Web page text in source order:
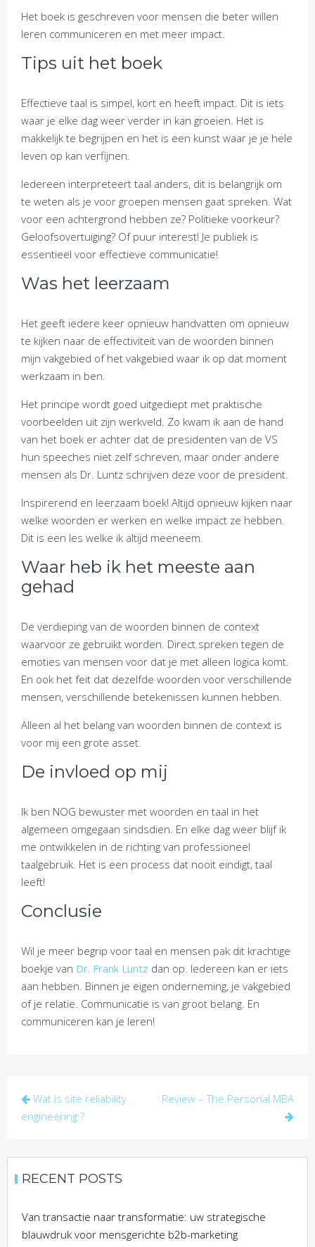
Het boek is geschreven voor mensen die beter willen
leren communiceren en met meer impact.
Tips uit het boek
Effectieve taal is simpel, kort en heeft impact. Dit is iets
waar je elke dag weer verder in kan groeien. Het is
makkelijk te begrijpen en het is een kunst waar je je hele
leven op kan verfijnen.
Iedereen interpreteert taal anders, dit is belangrijk om
te weten als je voor groepen mensen gaat spreken. Wat
voor een achtergrond hebben ze? Politieke voorkeur?
Geloofsovertuiging? Of puur interest! Je publiek is
essentieel voor effectieve communicatie!
Was het leerzaam
Het geeft iedere keer opnieuw handvatten om opnieuw
te kijken naar de effectiviteit van de woorden binnen
mijn vakgebied of het vakgebied waar ik op dat moment
werkzaam in ben.
Het principe wordt goed uitgediept met praktische
voorbeelden uit zijn werkveld. Zo kwam ik aan de hand
van het boek er achter dat de presidenten van de VS
hun speeches niet zelf schreven, maar onder andere
mensen als Dr. Luntz schrijven deze voor de president.
Inspirerend en leerzaam boek! Altijd opnieuw kijken naar
welke woorden er werken en welke impact ze hebben.
Dit is een les welke ik altijd meeneem.
Waar heb ik het meeste aan
gehad
De verdieping van de woorden binnen de context
waarvoor ze gebruikt worden. Direct spreken tegen de
emoties van mensen voor dat je met alleen logica komt.
En ook het feit dat dezelfde woorden voor verschillende
mensen, verschillende betekenissen kunnen hebben.
Alleen al het belang van woorden binnen de context is
voor mij een grote asset.
De invloed op mij
Ik ben NOG bewuster met woorden en taal in het
algemeen omgegaan sindsdien. En elke dag weer blijf ik
me ontwikkelen in de richting van professioneel
taalgebruik. Het is een process dat nooit eindigt, taal
leeft!
Conclusie
Wil je meer begrip voor taal en mensen pak dit krachtige
boekje van Dr. Frank Luntz dan op. Iedereen kan er iets
aan hebben. Binnen je eigen onderneming, je vakgebied
of je relatie. Communicatie is van groot belang. En
communiceren kan je leren!
Post
navigation
Wat is site reliability
engineering ?
Review – The Personal MBA
RECENT POSTS
Van transactie naar transformatie: uw strategische
blauwdruk voor mensgerichte b2b-marketing